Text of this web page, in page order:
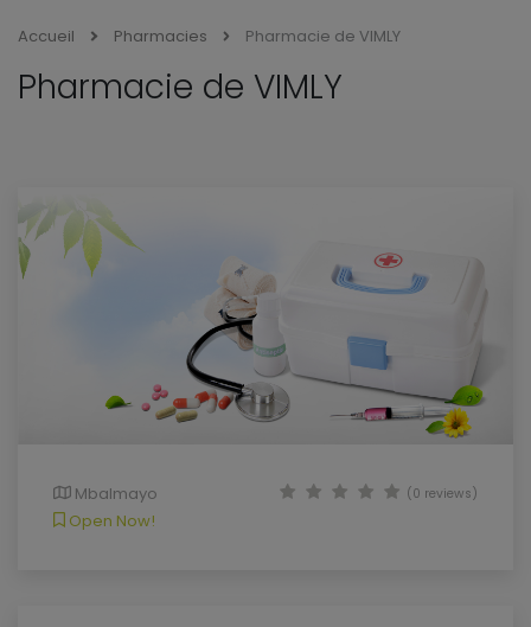
Accueil Pharmacies Pharmacie de VIMLY
Pharmacie de VIMLY
Mbalmayo (0 reviews)
Open Now!